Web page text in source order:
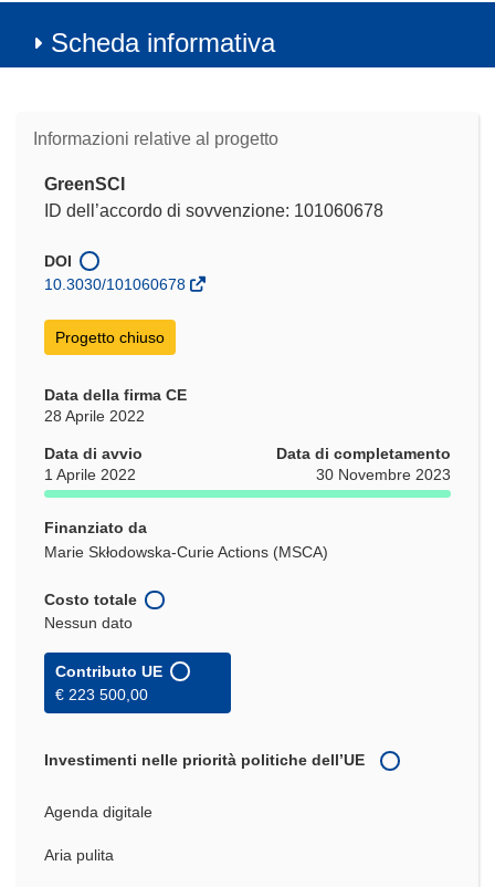
Scheda informativa
Informazioni relative al progetto
GreenSCI
ID dell’accordo di sovvenzione: 101060678
DOI
10.3030/101060678
Progetto chiuso
Data della firma CE
28 Aprile 2022
Data di avvio
1 Aprile 2022
Data di completamento
30 Novembre 2023
Finanziato da
Marie Skłodowska-Curie Actions (MSCA)
Costo totale
Nessun dato
Contributo UE
€ 223 500,00
Investimenti nelle priorità politiche dell’UE
Agenda digitale
Aria pulita